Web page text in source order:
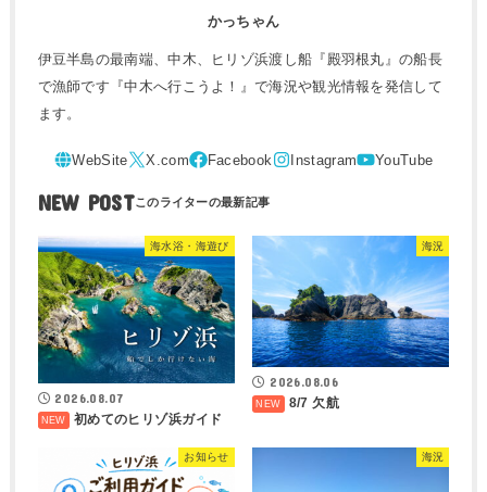
かっちゃん
伊豆半島の最南端、中木、ヒリゾ浜渡し船『殿羽根丸』の船長
で漁師です『中木へ行こうよ！』で海況や観光情報を発信して
ます。
NEW POST
海水浴・海遊び
2026.08.07
初めてのヒリゾ浜ガイド
海況
2026.08.06
8/7 欠航
お知らせ 海況